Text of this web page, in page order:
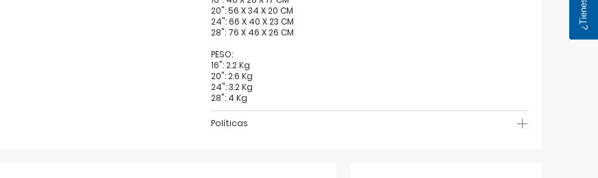
20": 56 X 34 X 20 CM
24": 66 X 40 X 23 CM
28": 76 X 46 X 26 CM
PESO:
16": 2.2 Kg
20": 2.6 Kg
24": 3.2 Kg
28": 4 Kg
Políticas